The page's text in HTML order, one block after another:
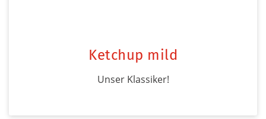
Ketchup mild
Unser Klassiker!